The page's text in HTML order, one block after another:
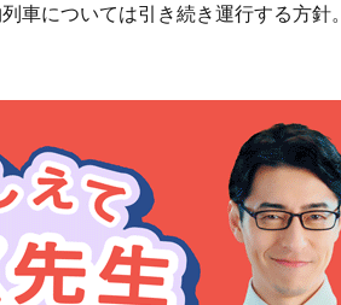
車については引き続き運行する方針。